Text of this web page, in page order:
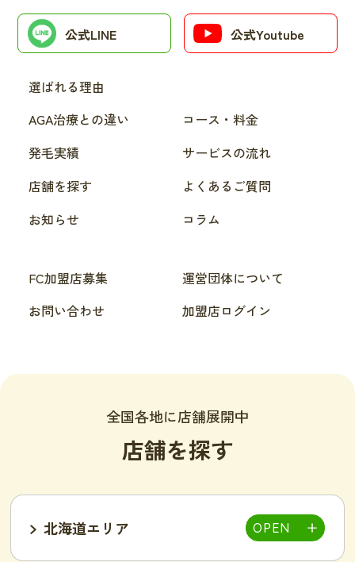
公式LINE 公式Youtube
選ばれる理由
AGA治療との違い
コース・料金
発毛実績
サービスの流れ
店舗を探す
よくあるご質問
お知らせ
コラム
FC加盟店募集
運営団体について
お問い合わせ
加盟店ログイン
全国各地に店舗展開中
店舗を探す
北海道エリア